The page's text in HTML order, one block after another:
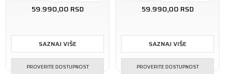
59.990,00 RSD
SAZNAJ VIŠE
PROVERITE DOSTUPNOST
59.990,00 RSD
SAZNAJ VIŠE
PROVERITE DOSTUPNOST